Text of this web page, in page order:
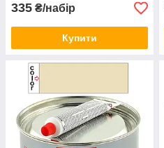
335 ₴/набір
Купити